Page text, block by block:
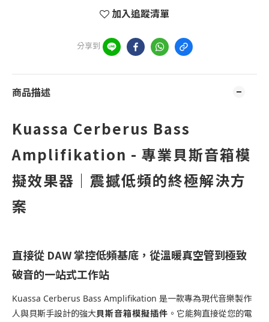
加入追蹤清單
分享到
商品描述
Kuassa Cerberus Bass
Amplifikation - 專業貝斯音箱模
擬效果器｜震撼低頻的終極解決方
案
直接從 DAW 掌控低頻基底，從溫暖真空管到極致
破音的一站式工作站
Kuassa Cerberus Bass Amplifikation 是一款專為現代音樂製作
人與貝斯手設計的強大貝斯音箱模擬插件 。它能夠直接從您的電